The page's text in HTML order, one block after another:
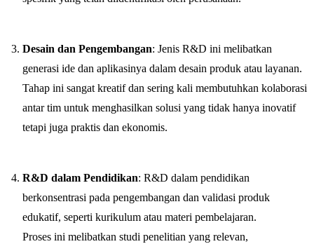
Desain dan Pengembangan: Jenis R&D ini melibatkan
generasi ide dan aplikasinya dalam desain produk atau layanan.
Tahap ini sangat kreatif dan sering kali membutuhkan kolaborasi
antar tim untuk menghasilkan solusi yang tidak hanya inovatif
tetapi juga praktis dan ekonomis.
R&D dalam Pendidikan: R&D dalam pendidikan
berkonsentrasi pada pengembangan dan validasi produk
edukatif, seperti kurikulum atau materi pembelajaran.
Proses ini melibatkan studi penelitian yang relevan,